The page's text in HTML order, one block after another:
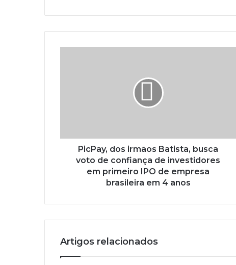
PicPay, dos irmãos Batista, busca
voto de confiança de investidores
em primeiro IPO de empresa
brasileira em 4 anos
Artigos relacionados